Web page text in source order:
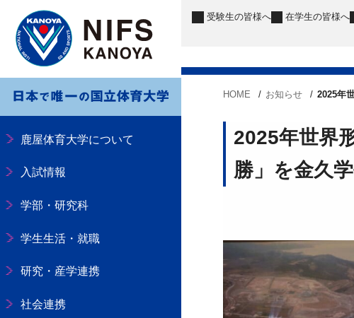
鹿屋体育大学について
入試情報
学部・研究科
学生生活・就職
研究・産学連携
社会連携
受験生の皆様へ 在学生の皆様へ
HOME お知らせ 2025年
2025年世界
勝」を金久